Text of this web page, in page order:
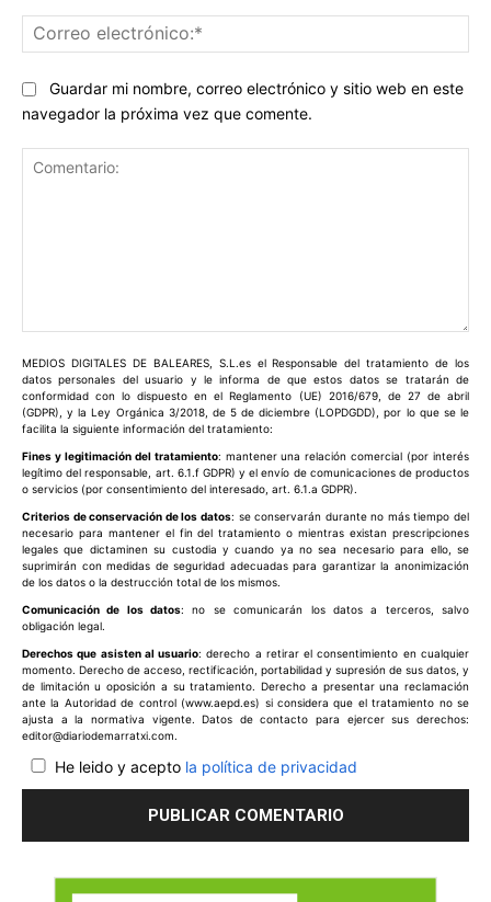
Guardar mi nombre, correo electrónico y sitio web en este
navegador la próxima vez que comente.
MEDIOS DIGITALES DE BALEARES, S.L.es el Responsable del tratamiento de los
datos personales del usuario y le informa de que estos datos se tratarán de
conformidad con lo dispuesto en el Reglamento (UE) 2016/679, de 27 de abril
(GDPR), y la Ley Orgánica 3/2018, de 5 de diciembre (LOPDGDD), por lo que se le
facilita la siguiente información del tratamiento:
Fines y legitimación del tratamiento: mantener una relación comercial (por interés
legítimo del responsable, art. 6.1.f GDPR) y el envío de comunicaciones de productos
o servicios (por consentimiento del interesado, art. 6.1.a GDPR).
Criterios de conservación de los datos: se conservarán durante no más tiempo del
necesario para mantener el fin del tratamiento o mientras existan prescripciones
legales que dictaminen su custodia y cuando ya no sea necesario para ello, se
suprimirán con medidas de seguridad adecuadas para garantizar la anonimización
de los datos o la destrucción total de los mismos.
Comunicación de los datos: no se comunicarán los datos a terceros, salvo
obligación legal.
Derechos que asisten al usuario: derecho a retirar el consentimiento en cualquier
momento. Derecho de acceso, rectificación, portabilidad y supresión de sus datos, y
de limitación u oposición a su tratamiento. Derecho a presentar una reclamación
ante la Autoridad de control (www.aepd.es) si considera que el tratamiento no se
ajusta a la normativa vigente. Datos de contacto para ejercer sus derechos:
editor@diariodemarratxi.com.
He leido y acepto la política de privacidad